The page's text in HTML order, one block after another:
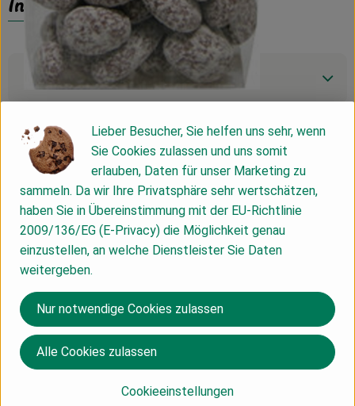
Produktinformationen
Zutaten
Nährwert-Info
Produktdatenblatt
Herkunft
Lieber Besucher, Sie helfen uns sehr, wenn
Sie Cookies zulassen und uns somit
erlauben, Daten für unser Marketing zu
sammeln. Da wir Ihre Privatsphäre sehr wertschätzen,
haben Sie in Übereinstimmung mit der EU-Richtlinie
2009/136/EG (E-Privacy) die Möglichkeit genau
einzustellen, an welche Dienstleister Sie Daten
weitergeben.
Cookieeinstellungen
Nur notwendige Cookies zulassen
Alle Cookies zulassen